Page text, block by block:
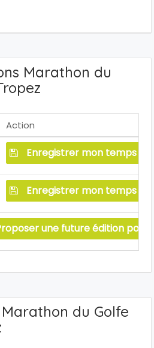
Marathon du
Action
Enregistrer mon temps
Enregistrer mon temps
une future édition pour
du Golfe